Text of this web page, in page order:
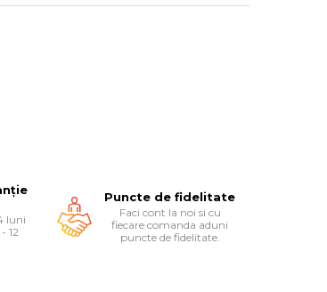
luni
12
Puncte de fidelitate
Faci cont la noi si cu
fiecare comanda aduni
puncte de fidelitate.